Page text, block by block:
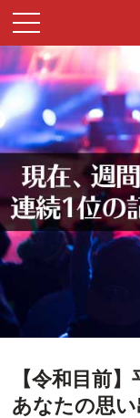
【令和目前
あなたの思